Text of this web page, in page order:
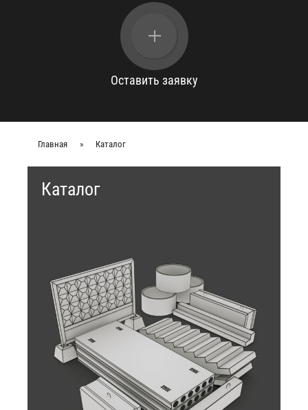
Оставить заявку
Главная » Каталог
Каталог